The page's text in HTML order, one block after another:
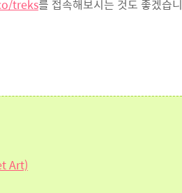
treks를 접속해보시는 것도 좋겠습니
Art)